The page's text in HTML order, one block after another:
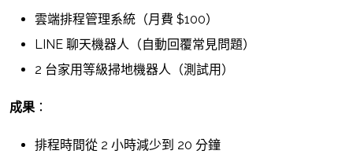
雲端排程管理系統（月費 $100）
LINE 聊天機器人（自動回覆常見問題）
2 台家用等級掃地機器人（測試用）
成果：
排程時間從 2 小時減少到 20 分鐘